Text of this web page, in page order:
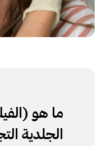
ما هو
الجلدية